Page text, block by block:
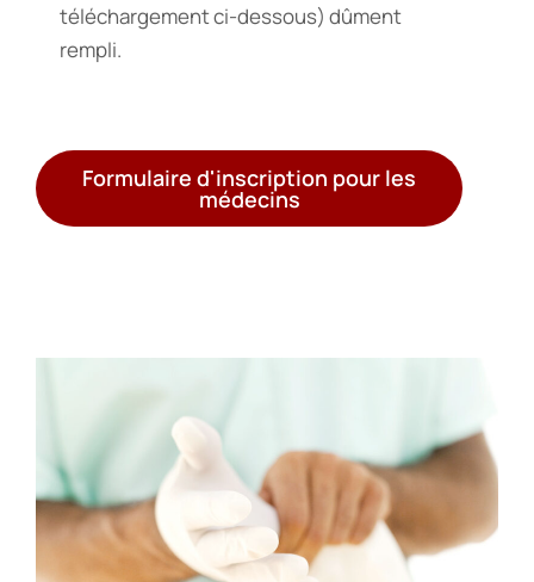
téléchargement ci-dessous) dûment
rempli.
Formulaire d'inscription pour les
médecins